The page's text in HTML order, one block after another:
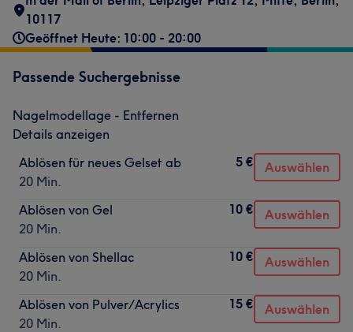
10117
Geöffnet Heute: 10:00 - 20:00
Passende Suchergebnisse
Nagelmodellage - Entfernen
Details anzeigen
Ablösen für neues Gelset ab
20 Min.
5 € Auswählen
Ablösen von Gel
20 Min.
10 € Auswählen
Ablösen von Shellac
20 Min.
10 € Auswählen
Ablösen von Pulver/Acrylics
20 Min.
15 € Auswählen